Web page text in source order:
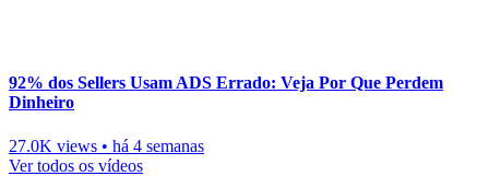
92% dos Sellers Usam ADS Errado: Veja Por Que Perdem
Dinheiro
27.0K views • há 4 semanas
Ver todos os vídeos